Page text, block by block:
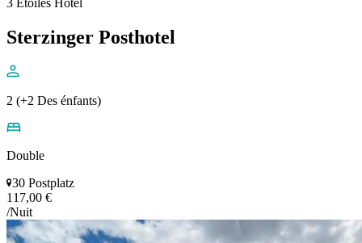
Sterzinger Posthotel
2 (+2 Des énfants)
Double
30 Postplatz
117,00 €
/Nuit